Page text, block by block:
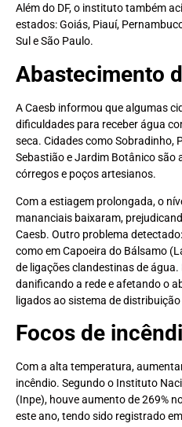
Além do DF, o instituto também
estados: Goiás, Piauí,
Sul e São Paulo.
Abastecimento
A Caesb informou que algumas
dificuldades para receber água
seca. Cidades como Sobradinho,
Sebastião e Jardim Botânico são
córregos e poços artesianos.
Com a estiagem prolongada, o
mananciais baixaram,
Caesb. Outro problema
como em Capoeira do Bálsamo
de ligações clandestinas de água.
danificando a rede e afetando o
ligados ao sistema de
Focos de
Com a alta temperatura,
incêndio. Segundo o Instituto
(Inpe), houve aumento de 269%
este ano, tendo sido registrado